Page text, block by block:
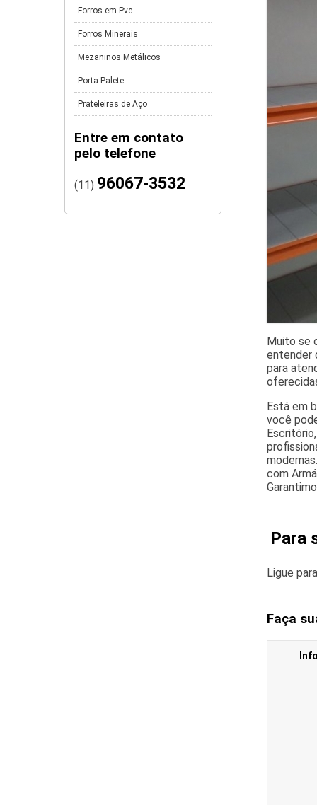
Forros em Pvc
Forros Minerais
Mezaninos Metálicos
Porta Palete
Prateleiras de Aço
Entre em contato
pelo telefone
(11) 96067-3532
Muito se
entender
para
Está em
você
com
Para
Ligue
Faça